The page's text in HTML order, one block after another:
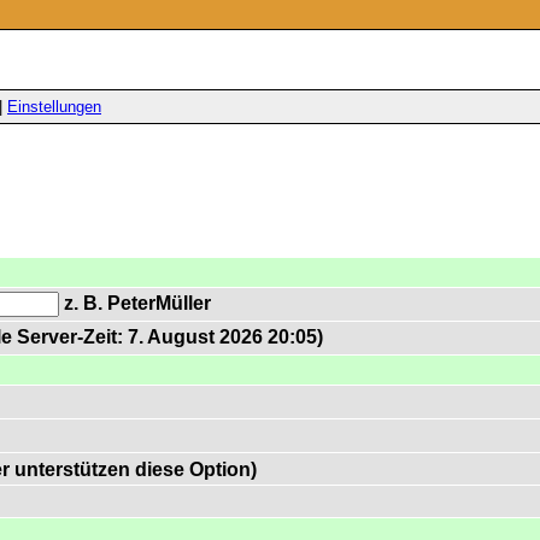
Einstellungen
z. B. PeterMüller
Server-Zeit: 7. August 2026 20:05)
unterstützen diese Option)